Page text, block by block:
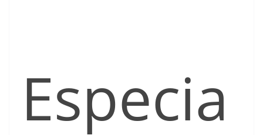
Especia